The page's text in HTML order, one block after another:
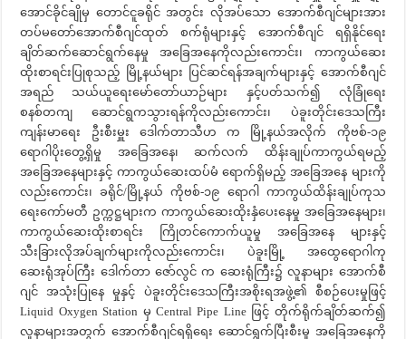
အောင်ခိုင်ချိုမှ တောင်ငူခရိုင် အတွင်း လိုအပ်သော အောက်စီဂျင်များအား
တပ်မတော်အောက်စီဂျင်ထုတ် စက်ရုံများနှင့် အောက်စီဂျင် ရရှိနိုင်ရေး
ချိတ်ဆက်ဆောင်ရွက်နေမှု အခြေအနေကိုလည်းကောင်း၊ ကာကွယ်ဆေး
ထိုးစာရင်းပြုစုသည့် မြို့နယ်များ ပြင်ဆင်ရန်အချက်များနှင့် အောက်စီဂျင်
အရည် သယ်ယူရေးမော်တော်ယာဉ်များ နှင့်ပတ်သက်၍ လုံခြုံရေး
စနစ်တကျ ဆောင်ရွကသွားရန်ကိုလည်းကောင်း၊ ပဲခူးတိုင်းဒေသကြီး
ကျန်းမာရေး ဦးစီးမှူး ဒေါက်တာသီဟ က မြို့နယ်အလိုက် ကိုဗစ်-၁၉
ရောဂါပိုးတွေ့ရှိမှု အခြေအနေ၊ ဆက်လက် ထိန်းချုပ်ကာကွယ်ရမည့်
အခြေအနေများနှင့် ကာကွယ်ဆေးထပ်မံ ရောက်ရှိမည့် အခြေအနေ များကို
လည်းကောင်း၊ ခရိုင်/မြို့နယ် ကိုဗစ်-၁၉ ရောဂါ ကာကွယ်ထိန်းချုပ်ကုသ
ရေးကော်မတီ ဥက္ကဋ္ဌများက ကာကွယ်ဆေးထိုးနှံပေးနေမှု အခြေအနေများ၊
ကာကွယ်ဆေးထိုးစာရင်း ကြိုတင်ကောက်ယူမှု အခြေအနေ များနှင့်
သီးခြားလိုအပ်ချက်များကိုလည်းကောင်း၊ ပဲခူးမြို့ အထွေရောဂါကု
ဆေးရုံအုပ်ကြီး ဒေါက်တာ ဇော်လွင် က ဆေးရုံကြီး၌ လူနာများ အောက်စီ
ဂျင် အသုံးပြုနေ မှုနှင့် ပဲခူးတိုင်းဒေသကြီးအစိုးရအဖွဲ့၏ စီစဉ်ပေးမှုဖြင့်
Liquid Oxygen Station မှ Central Pipe Line ဖြင့် တိုက်ရိုက်ချိတ်ဆက်၍
လူနာများအတွက် အောက်စီဂျင်ရရှိရေး ဆောင်ရွက်ပြီးစီးမှု အခြေအနေကို